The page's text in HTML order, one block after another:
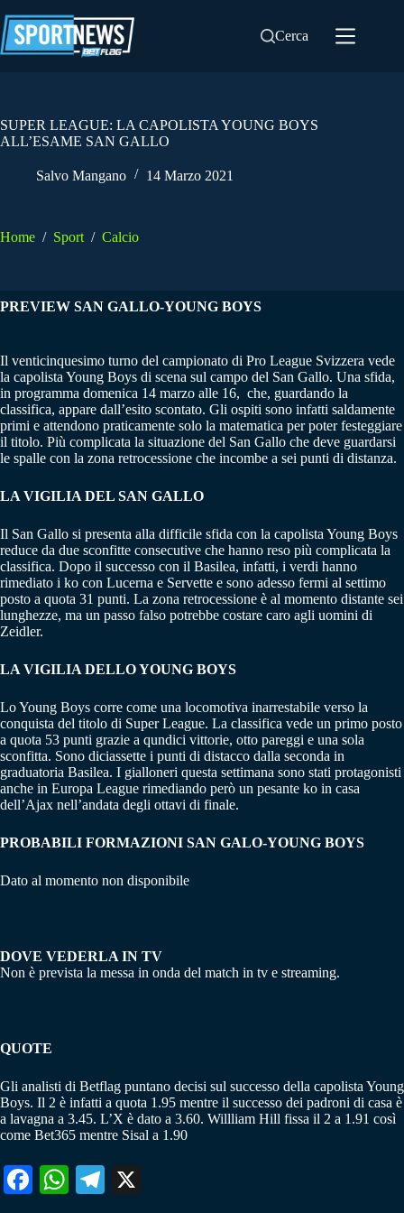
al
contenuto
Cerca
SUPER LEAGUE: LA CAPOLISTA YOUNG BOYS
ALL’ESAME SAN GALLO
Salvo Mangano 14 Marzo 2021
Home / Sport / Calcio
PREVIEW SAN GALLO-YOUNG BOYS
Il venticinquesimo turno del campionato di Pro League Svizzera vede
la capolista Young Boys di scena sul campo del San Gallo. Una sfida,
in programma domenica 14 marzo alle 16, che, guardando la
classifica, appare dall’esito scontato. Gli ospiti sono infatti saldamente
primi e attendono praticamente solo la matematica per poter festeggiare
il titolo. Più complicata la situazione del San Gallo che deve guardarsi
le spalle con la zona retrocessione che incombe a sei punti di distanza.
LA VIGILIA DEL SAN GALLO
Il San Gallo si presenta alla difficile sfida con la capolista Young Boys
reduce da due sconfitte consecutive che hanno reso più complicata la
classifica. Dopo il successo con il Basilea, infatti, i verdi hanno
rimediato i ko con Lucerna e Servette e sono adesso fermi al settimo
posto a quota 31 punti. La zona retrocessione è al momento distante sei
lunghezze, ma un passo falso potrebbe costare caro agli uomini di
Zeidler.
LA VIGILIA DELLO YOUNG BOYS
Lo Young Boys corre come una locomotiva inarrestabile verso la
conquista del titolo di Super League. La classifica vede un primo posto
a quota 53 punti grazie a qundici vittorie, otto pareggi e una sola
sconfitta. Sono diciassette i punti di distacco dalla seconda in
graduatoria Basilea. I gialloneri questa settimana sono stati protagonisti
anche in Europa League rimediando però un pesante ko in casa
dell’Ajax nell’andata degli ottavi di finale.
PROBABILI FORMAZIONI SAN GALO-YOUNG BOYS
Dato al momento non disponibile
DOVE VEDERLA IN TV
Non è prevista la messa in onda del match in tv e streaming.
QUOTE
Gli analisti di Betflag puntano decisi sul successo della capolista Young
Boys. Il 2 è infatti a quota 1.95 mentre il successo dei padroni di casa è
a lavagna a 3.45. L’X è dato a 3.60. Willliam Hill fissa il 2 a 1.91 così
come Bet365 mentre Sisal a 1.90
Fa W
Te